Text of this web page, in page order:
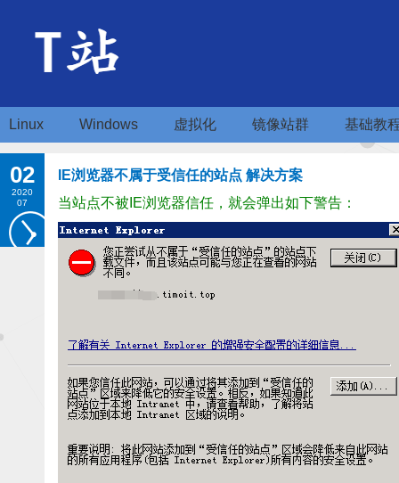
Linux Windows 虚拟化 镜像站群 基础教
02
2020
07
IE浏览器不属于受信任的站点 解决方案
当站点不被IE浏览器信任，就会弹出如下警告：